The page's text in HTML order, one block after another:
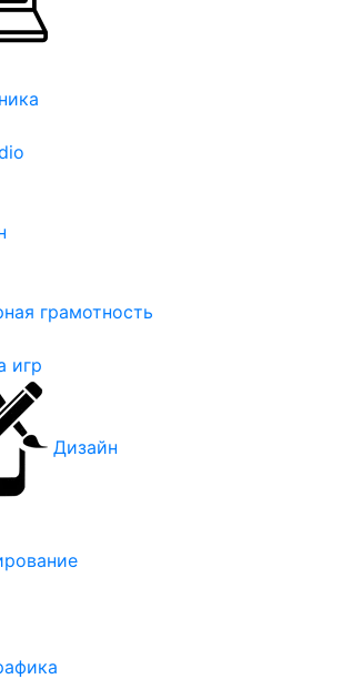
грамотность
игр
Дизайн